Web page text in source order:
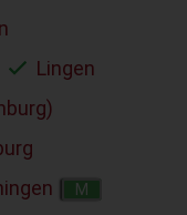
Lingen
M